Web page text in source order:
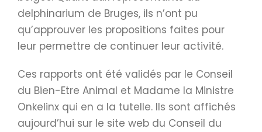
delphinarium de Bruges, ils n’ont pu
qu’approuver les propositions faites pour
leur permettre de continuer leur activité.
Ces rapports ont été validés par le Conseil
du Bien-Etre Animal et Madame la Ministre
Onkelinx qui en a la tutelle. Ils sont affichés
aujourd’hui sur le site web du Conseil du